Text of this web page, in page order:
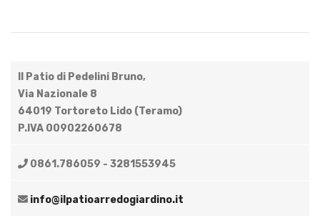
Il Patio di Pedelini Bruno,
Via Nazionale 8
64019 Tortoreto Lido (Teramo)
P.IVA 00902260678
0861.786059 - 3281553945
info@ilpatioarredogiardino.it